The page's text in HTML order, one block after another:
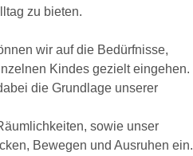
zu bieten.
wir auf die Bedürfnisse,
Kindes gezielt eingehen.
die Grundlage unserer
sowie unser
Bewegen und Ausruhen ein.